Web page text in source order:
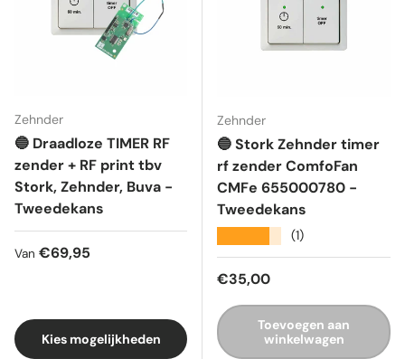
Zehnder
🔵 Draadloze TIMER RF
zender + RF print tbv
Stork, Zehnder, Buva -
Tweedekans
Reguliere prijs
Van €69,95
Kies mogelijkheden
Zehnder
🔵 Stork Zehnder timer
rf zender ComfoFan
CMFe 655000780 -
Tweedekans
(1)
Reguliere prijs
€35,00
Toevoegen aan
winkelwagen